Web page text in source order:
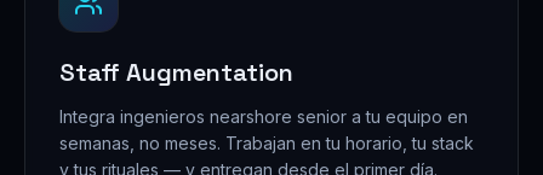
Staff Augmentation
Integra ingenieros nearshore senior a tu equipo en
semanas, no meses. Trabajan en tu horario, tu stack
y tus rituales — y entregan desde el primer día.